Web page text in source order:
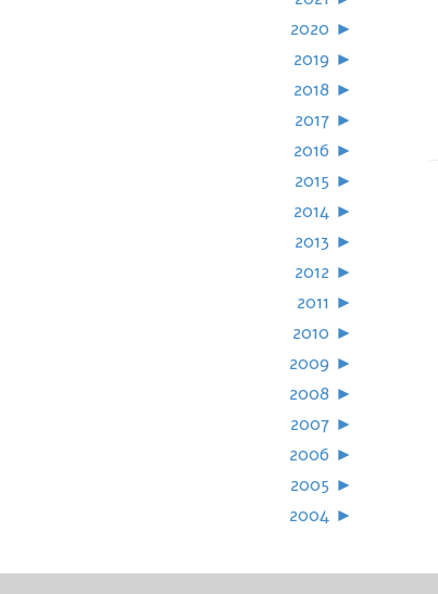
►
►
►
►
2017
►
►
►
2014
►
►
►
►
►
►
►
2007
►
►
►
2004